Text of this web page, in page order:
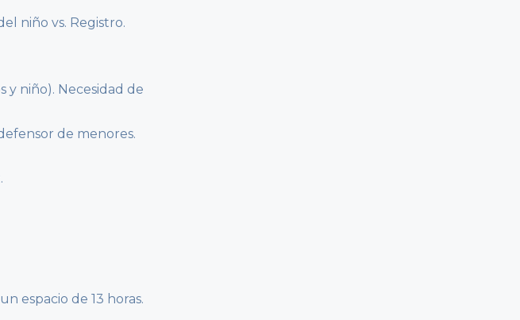
niño vs. Registro.
y niño). Necesidad de
de menores.
espacio de 13 horas.